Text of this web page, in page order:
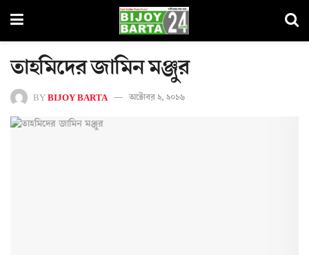
তাহমিদের জামিন মঞ্জুর
BYBIJOY BARTA অক্টোবর ২, ২০১৬